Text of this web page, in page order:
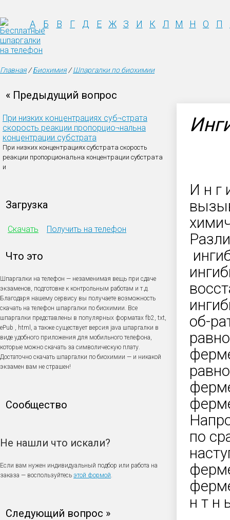
А Б В Г Д Е Ж З И К Л М Н О П
Главная/Биохимия/Шпаргалки по биохимии
« Предыдущий вопрос
При низких концентрациях суб¬страта
скорость реакции пропорцио¬нальна
концентрации субстрата
При низких концентрациях субстрата скорость
реакции пропорциональна концентрации субстрата
и
Загрузка
Скачать Получить на телефон
Что это
Шпаргалки на телефон — незаменимая вещь при сдаче
экзаменов, подготовке к контрольным работам и т.д.
Благодаря нашему сервису вы получаете возможность
скачать на телефон шпаргалки по биохимии. Все
шпаргалки представлены в популярных форматах fb2, txt,
ePub , html, а также существует версия java шпаргалки в
виде удобного приложения для мобильного телефона,
которые можно скачать за символическую плату.
Достаточно скачать шпаргалки по биохимии — и никакой
экзамен вам не страшен!
Сообщество
Не нашли что искали?
Если вам нужен индивидуальный подбор или работа на
заказа — воспользуйтесь этой формой.
Следующий вопрос »
И н г
об-
по
н т н